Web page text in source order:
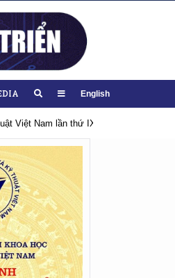
English
Việt Nam lần thứ IX, nhiệm kỳ 2026-